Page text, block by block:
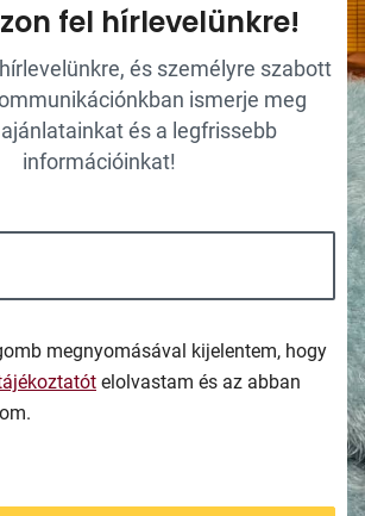
fel hírlevelünkre!
és személyre szabott
ismerje meg
és a legfrissebb
információinkat!
megnyomásával kijelentem, hogy
elolvastam és az abban